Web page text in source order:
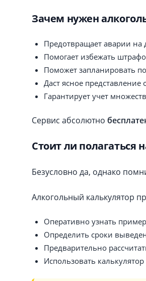
Зачем нужен
Предотвращает аварии на
Помогает избежать
Поможет запланировать
Даст ясное
Гарантирует учет
Сервис абсолютно
Стоит ли полагаться
Безусловно да, однако
Алкогольный калькулятор
Оперативно узнать
Определить сроки
Предварительно
Использовать